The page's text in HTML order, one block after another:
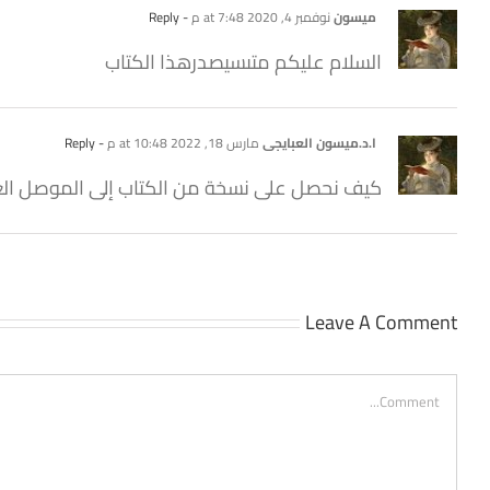
ميسوننوفمبر 4, 2020 at 7:48 م - Reply
السلام عليكم متىسيصدرهذا الكتاب
ا.د.ميسون العبايجيمارس 18, 2022 at 10:48 م - Reply
كيف نحصل على نسخة من الكتاب إلى الموصل
Leave A Comment
Comment